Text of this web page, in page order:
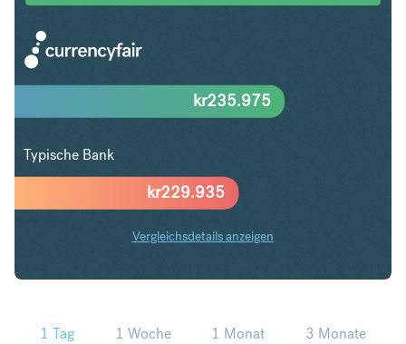
kr229.935
kr235.975
Typische Bank
Vergleichsdetails anzeigen
USD in NOK Trends
1 Tag 1 Woche 1 Monat 3 Monate